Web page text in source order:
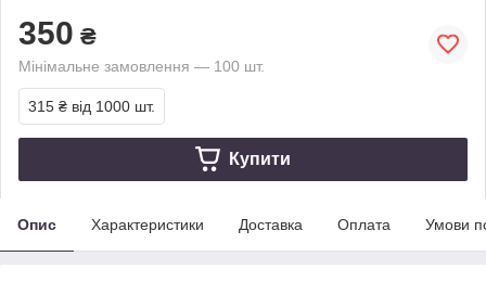
350 ₴
Мінімальне замовлення — 100 шт.
315 ₴ від 1000 шт.
Купити
Опис Характеристики Доставка Оплата Умови